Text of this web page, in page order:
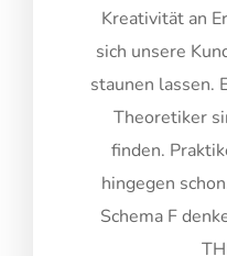
Kreativität an
sich unsere
staunen lassen.
Theoretiker
finden.
hingegen
Schema F